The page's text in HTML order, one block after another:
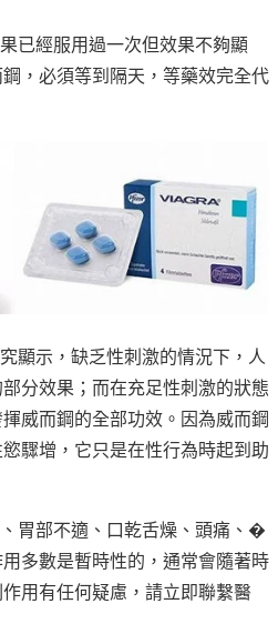
已經服用過一次但效果不夠顯
，必須等到隔天，等藥效完全代
顯示，缺乏性刺激的情況下，人
分效果；而在充足性刺激的狀態
威而鋼的全部功效。因為威而鋼
驟增，它只是在性行為時起到助
胃部不適、口乾舌燥、頭痛、�
多數是暫時性的，通常會隨著時
用有任何疑慮，請立即聯繫醫